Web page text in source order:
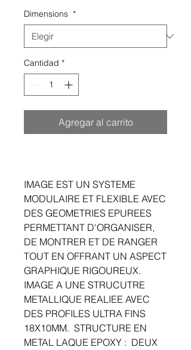
Dimensions *
Cantidad *
Agregar al carrito
IMAGE EST UN SYSTEME
MODULAIRE ET FLEXIBLE AVEC
DES GEOMETRIES EPUREES
PERMETTANT D'ORGANISER,
DE MONTRER ET DE RANGER
TOUT EN OFFRANT UN ASPECT
GRAPHIQUE RIGOUREUX.
IMAGE A UNE STRUCUTRE
METALLIQUE REALIEE AVEC
DES PROFILES ULTRA FINS
18X10MM. STRUCTURE EN
METAL LAQUE EPOXY : DEUX